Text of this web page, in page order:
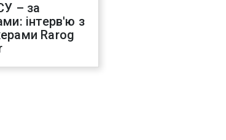
– за
інтерв'ю з
Rarog